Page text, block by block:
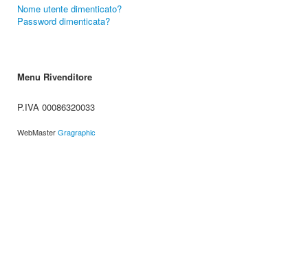
Nome utente dimenticato?
Password dimenticata?
Menu Rivenditore
P.IVA 00086320033
WebMasterGragraphic